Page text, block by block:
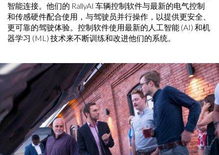
智能连接。他们的 RallyAI 车辆控制软件与最新的电气控制
和传感硬件配合使用，与驾驶员并行操作，以提供更安全、
更可靠的驾驶体验。控制软件使用最新的人工智能 (AI) 和机
器学习 (ML) 技术来不断训练和改进他们的系统。